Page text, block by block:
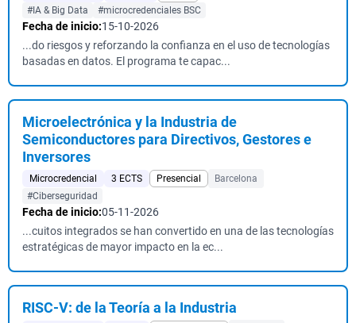
#IA & Big Data
#microcredenciales BSC
Fecha de inicio:15-10-2026
...do riesgos y reforzando la confianza en el uso de tecnologías
basadas en datos. El programa te capac...
Microelectrónica y la Industria de
Semiconductores para Directivos, Gestores e
Inversores
Microcredencial 3 ECTS Presencial
Barcelona
#Ciberseguridad
Fecha de inicio:05-11-2026
...cuitos integrados se han convertido en una de las tecnologías
estratégicas de mayor impacto en la ec...
RISC-V: de la Teoría a la Industria